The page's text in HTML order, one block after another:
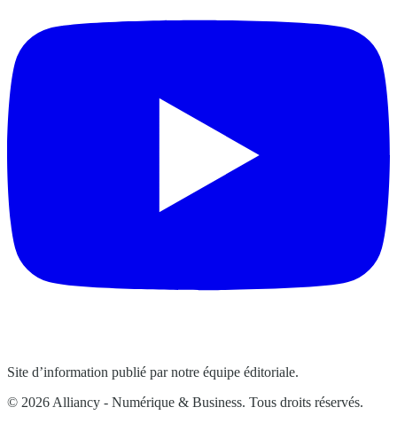
Site d’information publié par notre équipe éditoriale.
© 2026 Alliancy - Numérique & Business. Tous droits réservés.